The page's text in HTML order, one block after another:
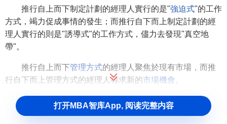
推行自上而下制定計劃的經理人實行的是"強迫式"的工作
方式，竭力促成事情的發生；而推行自下而上制定計劃的經
理人實行的則是"誘導式"的工作方式，儘力去發現"真空地
帶"。
推行自上而下管理方式的經理人聚焦於現有市場，而推
行自下而上管理方式的經理人尋求新的市場機會
推行自上而下管理方式的經理人以內部為導向，而推行
自下而上管理方式的經理人以外部為導向。
打开MBA智库App, 阅读完整内容